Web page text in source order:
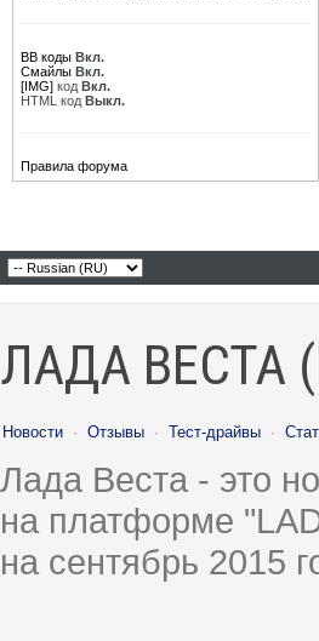
BB коды Вкл.
Смайлы Вкл.
[IMG] код Вкл.
HTML код Выкл.
Правила форума
ЛАДА ВЕСТА
Новости · Отзывы · Тест-драйвы ·
Лада Веста - это
на платформе
на сентябрь 2015